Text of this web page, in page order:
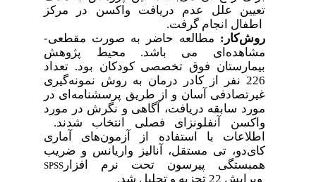
تعیین علل عدم دریافت واکسن در مرکز
اطفال انجام گرفت.
روشکار: مطالعه حاضر به صورت مقطعی-
مشاهدهای می باشد. محیط پژوهش
بیمارستان فوق تخصصی کودکان بود. تعداد
226 نفر از کادر درمان به روش نمونه
گیری
غیرتصادفی آسان و از طریق پرسشنامهای در
مورد سابقهدریافت، آگاهی و نگرش در مورد
واکسن آنفلونزای فصلی انتخاب شدند.
اطلاعات با استفاده از آزمونهای آماری
کایدو، تی مستقل، آنالیز واریانس و ضریب
همبستگی پیرسون تحت نرم افزار
SPSS
ویرایش 22
تجزیه و تحلیل شد.